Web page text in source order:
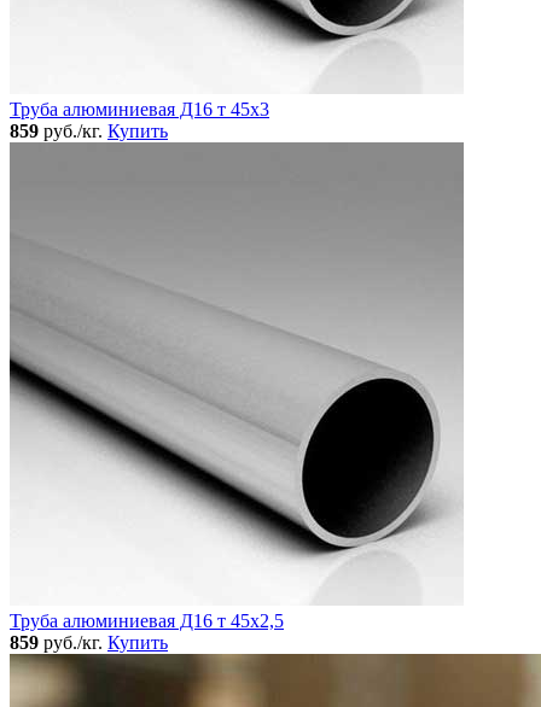
Труба алюминиевая Д16 т 45х3
859 руб./кг. Купить
Труба алюминиевая Д16 т 45х2,5
859 руб./кг. Купить